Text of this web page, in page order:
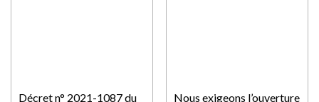
Décret n° 2021-1087 du
Nous exigeons l’ouverture